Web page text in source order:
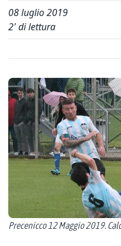
08 luglio 2019
2' di lettura
Precenicco 12 Maggio 2019.